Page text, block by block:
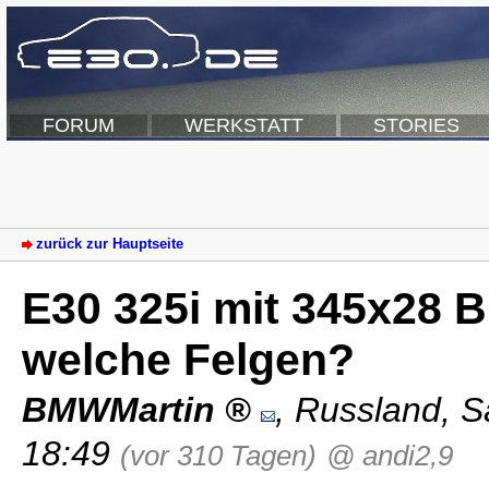
FORUM WERKSTATT STORIES
zurück zur Hauptseite
E30 325i mit 345x28
welche Felgen?
BMWMartin , Russland,
18:49 (vor 310 Tagen) @ andi2,9